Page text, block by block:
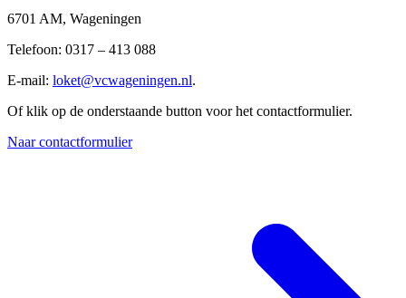
6701 AM, Wageningen
Telefoon: 0317 – 413 088
E-mail: loket@vcwageningen.nl.
Of klik op de onderstaande button voor het contactformulier.
Naar contactformulier